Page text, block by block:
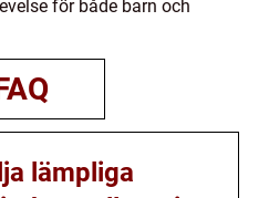
för både barn och
lämpliga